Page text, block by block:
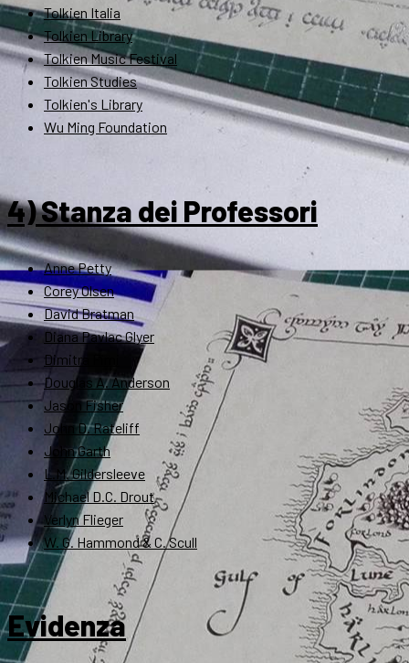
Tolkien Italia
Tolkien Library
Tolkien Music Festival
Tolkien Studies
Tolkien's Library
Wu Ming Foundation
4) Stanza dei Professori
Anne Petty
Corey Olsen
David Bratman
Diana Pavlac Glyer
Dimitra Fimi
Douglas A. Anderson
Jason Fisher
John D. Rateliff
John Garth
L.M. Gildersleeve
Michael D.C. Drout
Verlyn Flieger
W. G. Hammond & C. Scull
Evidenza